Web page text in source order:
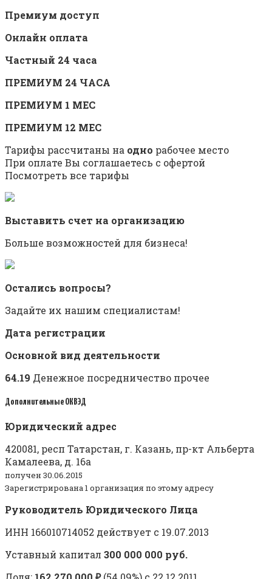
Премиум доступ
Онлайн оплата
Частный 24 часа
ПРЕМИУМ 24 ЧАСА
ПРЕМИУМ 1 МЕС
ПРЕМИУМ 12 МЕС
Тарифы рассчитаны на одно рабочее место
При оплате Вы соглашаетесь с офертой
Посмотреть все тарифы
Выставить счет на организацию
Больше возможностей для бизнеса!
Остались вопросы?
Задайте их нашим специалистам!
Дата регистрации
Основной вид деятельности
64.19 Денежное посредничество прочее
Дополнительные ОКВЭД
Юридический адрес
420081, респ Татарстан, г. Казань, пр-кт Альберта
Камалеева, д. 16а
получен 30.06.2015
Зарегистрирована 1 организация по этому адресу
Руководитель Юридического Лица
ИНН 166010714052 действует с 19.07.2013
Уставный капитал 300 000 000 руб.